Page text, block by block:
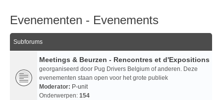
Evenementen - Evenements
Subforums
Meetings & Beurzen - Rencontres et d'Expositions
georganiseerd door Pug Drivers Belgium of anderen. Deze
evenementen staan open voor het grote publiek
Moderator: P-unit
Onderwerpen: 154